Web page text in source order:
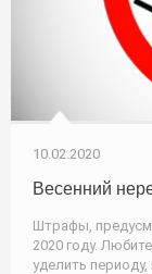
10.02.2020
Весенний
Штрафы,
2020 году.
уделить